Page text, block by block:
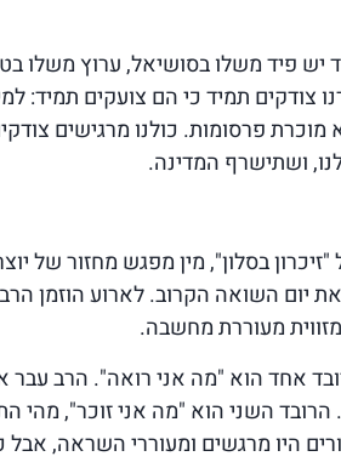
פיד משלו בסושיאל, ערוץ משלו
צודקים תמיד כי הם צועקים תמיד:
פרסומות. כולנו מרגישים
ושתישרף המדינה.
בסלון", מין מפגש מחזור של
יום השואה הקרוב. לארוע הוזמן הרב
מעוררת מחשבה.
אחד הוא "מה אני רואה". הרב
השני הוא "מה אני זוכר", מהי
היו מרגשים ומעוררי השראה, אבל